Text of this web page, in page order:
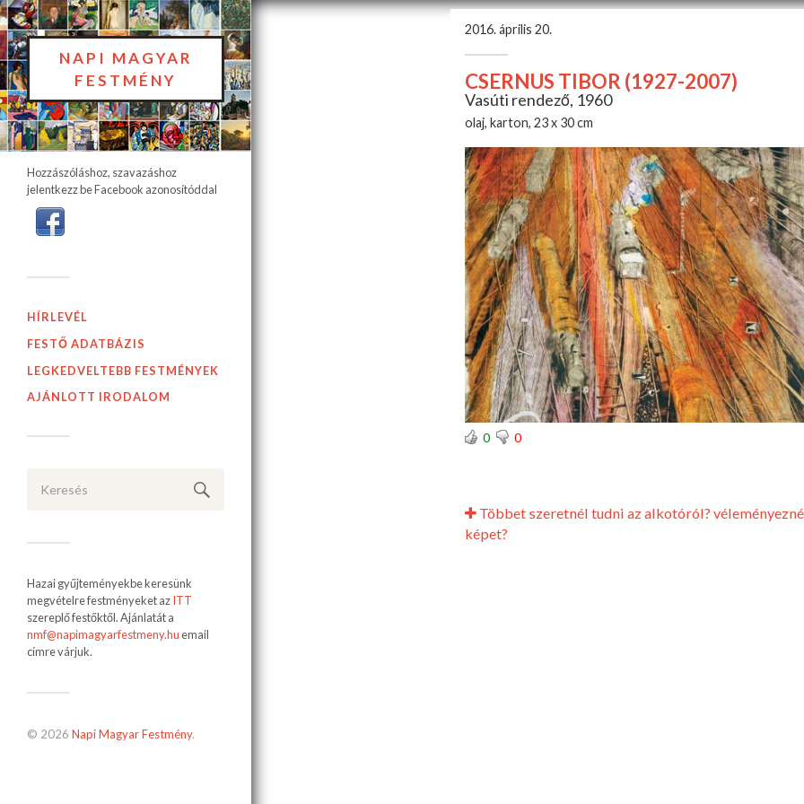
NAPI MAGYAR
FESTMÉNY
Hozzászóláshoz, szavazáshoz
jelentkezz be Facebook azonosítóddal
HÍRLEVÉL
FESTŐ ADATBÁZIS
LEGKEDVELTEBB FESTMÉNYEK
AJÁNLOTT IRODALOM
Hazai gyűjteményekbe keresünk
megvételre festményeket azITT
szereplő festőktől. Ajánlatát a
nmf@napimagyarfestmeny.hu email
címre várjuk.
© 2026 Napi Magyar Festmény.
2016. április 20.
CSERNUS TIBOR (1927-2007)
Vasúti rendező, 1960
olaj, karton, 23 x 30 cm
0 0
Többet szeretnél tudni az alkotóról?
képet?